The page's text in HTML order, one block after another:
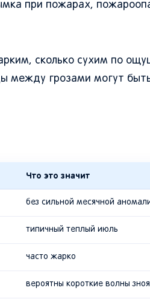
при пожарах,
сколько сухим по
между грозами могут
Что это значит
без сильной месячной
типичный теплый июль
часто жарко
вероятны короткие волны зноя